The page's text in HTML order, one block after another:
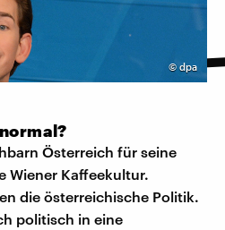
© dpa
Österreich für seine
Wiener Kaffeekultur.
die österreichische Politik.
politisch in eine